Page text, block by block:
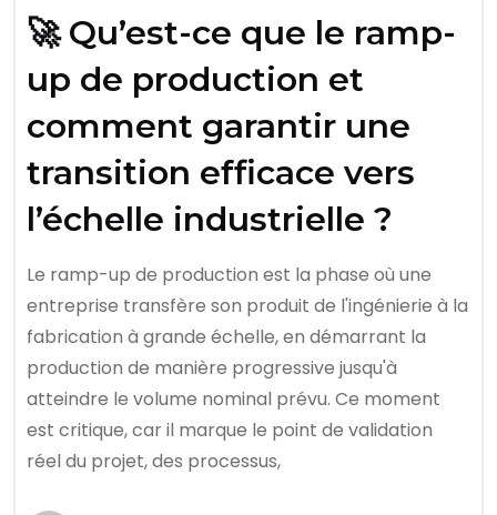
🚀 Qu’est-ce que le ramp-
up de production et
comment garantir une
transition efficace vers
l’échelle industrielle ?
Le ramp-up de production est la phase où une
entreprise transfère son produit de l'ingénierie à la
fabrication à grande échelle, en démarrant la
production de manière progressive jusqu'à
atteindre le volume nominal prévu. Ce moment
est critique, car il marque le point de validation
réel du projet, des processus,